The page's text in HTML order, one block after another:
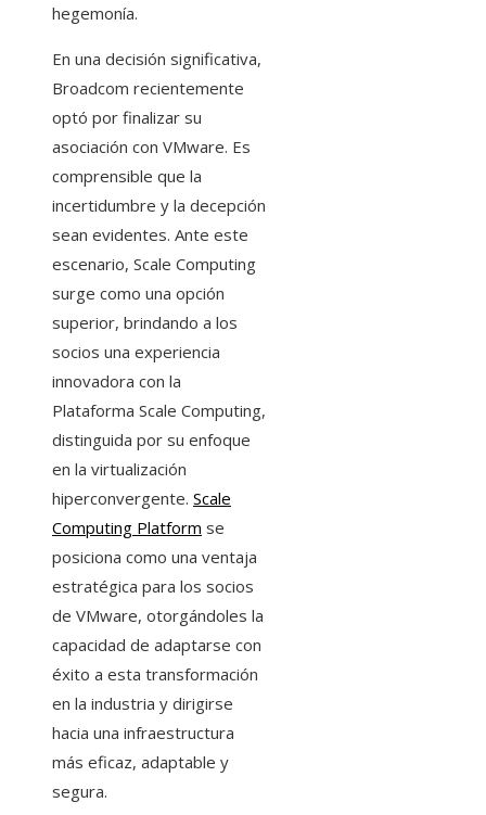
hegemonía.
En una decisión significativa,
Broadcom recientemente
optó por finalizar su
asociación con VMware. Es
comprensible que la
incertidumbre y la decepción
sean evidentes. Ante este
escenario, Scale Computing
surge como una opción
superior, brindando a los
socios una experiencia
innovadora con la
Plataforma Scale Computing,
distinguida por su enfoque
en la virtualización
hiperconvergente. Scale
Computing Platform se
posiciona como una ventaja
estratégica para los socios
de VMware, otorgándoles la
capacidad de adaptarse con
éxito a esta transformación
en la industria y dirigirse
hacia una infraestructura
más eficaz, adaptable y
segura.